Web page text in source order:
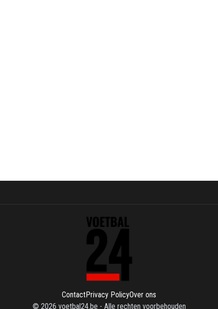
ContactPrivacy PolicyOver ons
© 2026 voetbal24.be - Alle rechten voorbehouden